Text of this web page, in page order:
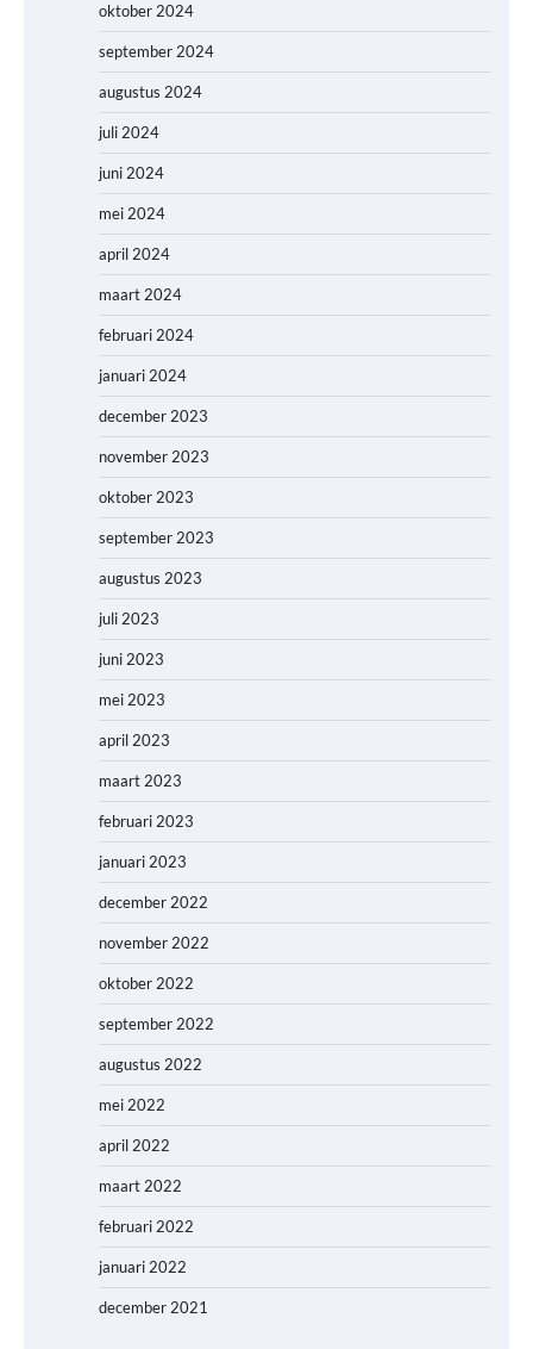
oktober 2024
september 2024
augustus 2024
juli 2024
juni 2024
mei 2024
april 2024
maart 2024
februari 2024
januari 2024
december 2023
november 2023
oktober 2023
september 2023
augustus 2023
juli 2023
juni 2023
mei 2023
april 2023
maart 2023
februari 2023
januari 2023
december 2022
november 2022
oktober 2022
september 2022
augustus 2022
mei 2022
april 2022
maart 2022
februari 2022
januari 2022
december 2021